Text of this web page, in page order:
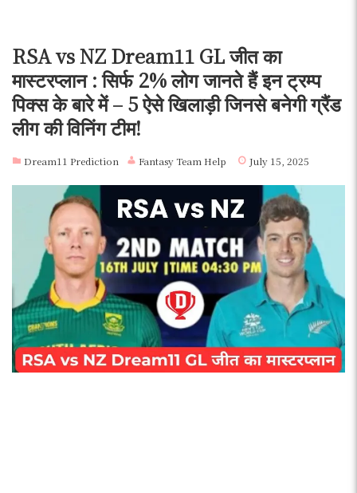
RSA vs NZ Dream11 GL जीत का
मास्टरप्लान : सिर्फ 2% लोग जानते हैं इन ट्रम्प
पिक्स के बारे में – 5 ऐसे खिलाड़ी जिनसे बनेगी ग्रैंड
लीग की विनिंग टीम!
Dream11 Prediction Fantasy Team Help July 15, 2025